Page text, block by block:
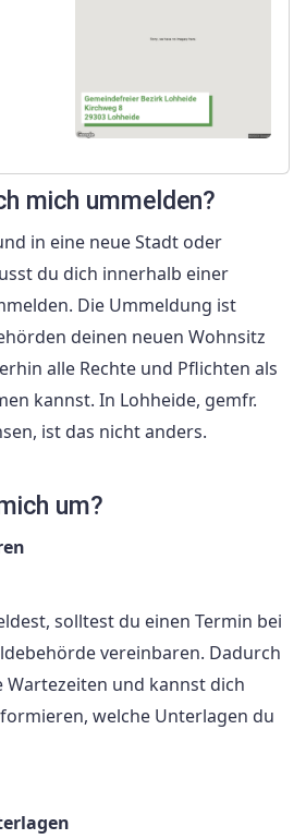
mich ummelden?
in eine neue Stadt oder
du dich innerhalb einer
Die Ummeldung ist
deinen neuen Wohnsitz
alle Rechte und Pflichten als
kannst. In Lohheide, gemfr.
ist das nicht anders.
um?
solltest du einen Termin bei
vereinbaren. Dadurch
und kannst dich
welche Unterlagen du